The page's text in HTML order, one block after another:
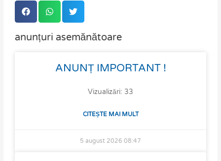
anunțuri asemănătoare
ANUNȚ IMPORTANT !
Vizualizări: 33
CITEȘTE MAI MULT
5 august 2026 08:47